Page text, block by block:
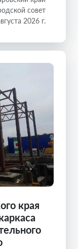
совет
2026 г.
края